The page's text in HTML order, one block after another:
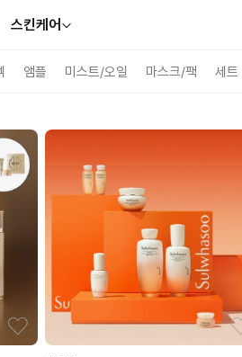
스킨케어
앰플 미스트/오일 마스크/팩 세트